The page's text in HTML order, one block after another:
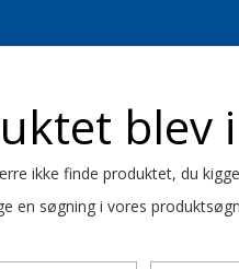
blev
ikke finde produktet, du
en søgning i vores